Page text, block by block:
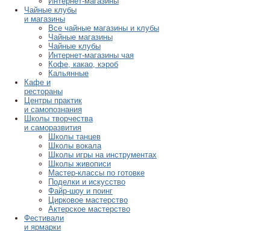
Чайные клубы
и магазины
Все чайные магазины и клубы
Чайные магазины
Чайные клубы
Интернет-магазины чая
Кофе, какао, кэроб
Кальянные
Кафе и
рестораны
Центры практик
и самопознания
Школы творчества
и саморазвития
Школы танцев
Школы вокала
Школы игры на инструментах
Школы живописи
Мастер-классы по готовке
Поделки и искусство
Файр-шоу и поинг
Цирковое мастерство
Актерское мастерство
Фестивали
и ярмарки